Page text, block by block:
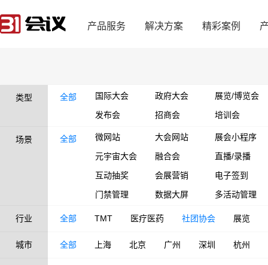
产品服务 解决方案 精彩案例
类型 全部 国际大会 政府大会
展览/博览会
发布会
招商会 培训会
场景 全部 微网站 大会网站
展会小程序
元宇宙大会
融合会
直播/录播
互动抽奖
会展营销
电子签到
门禁管理
数据大屏 多活动管理
行业 全部 TMT 医疗医药 社团协会 展览
城市 全部 上海 北京 广州 深圳 杭州